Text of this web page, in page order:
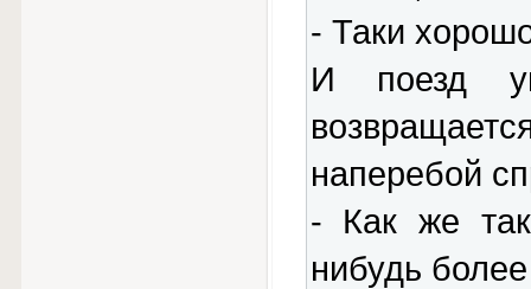
- Таки
И поезд
наперебой
- Как же
нибудь